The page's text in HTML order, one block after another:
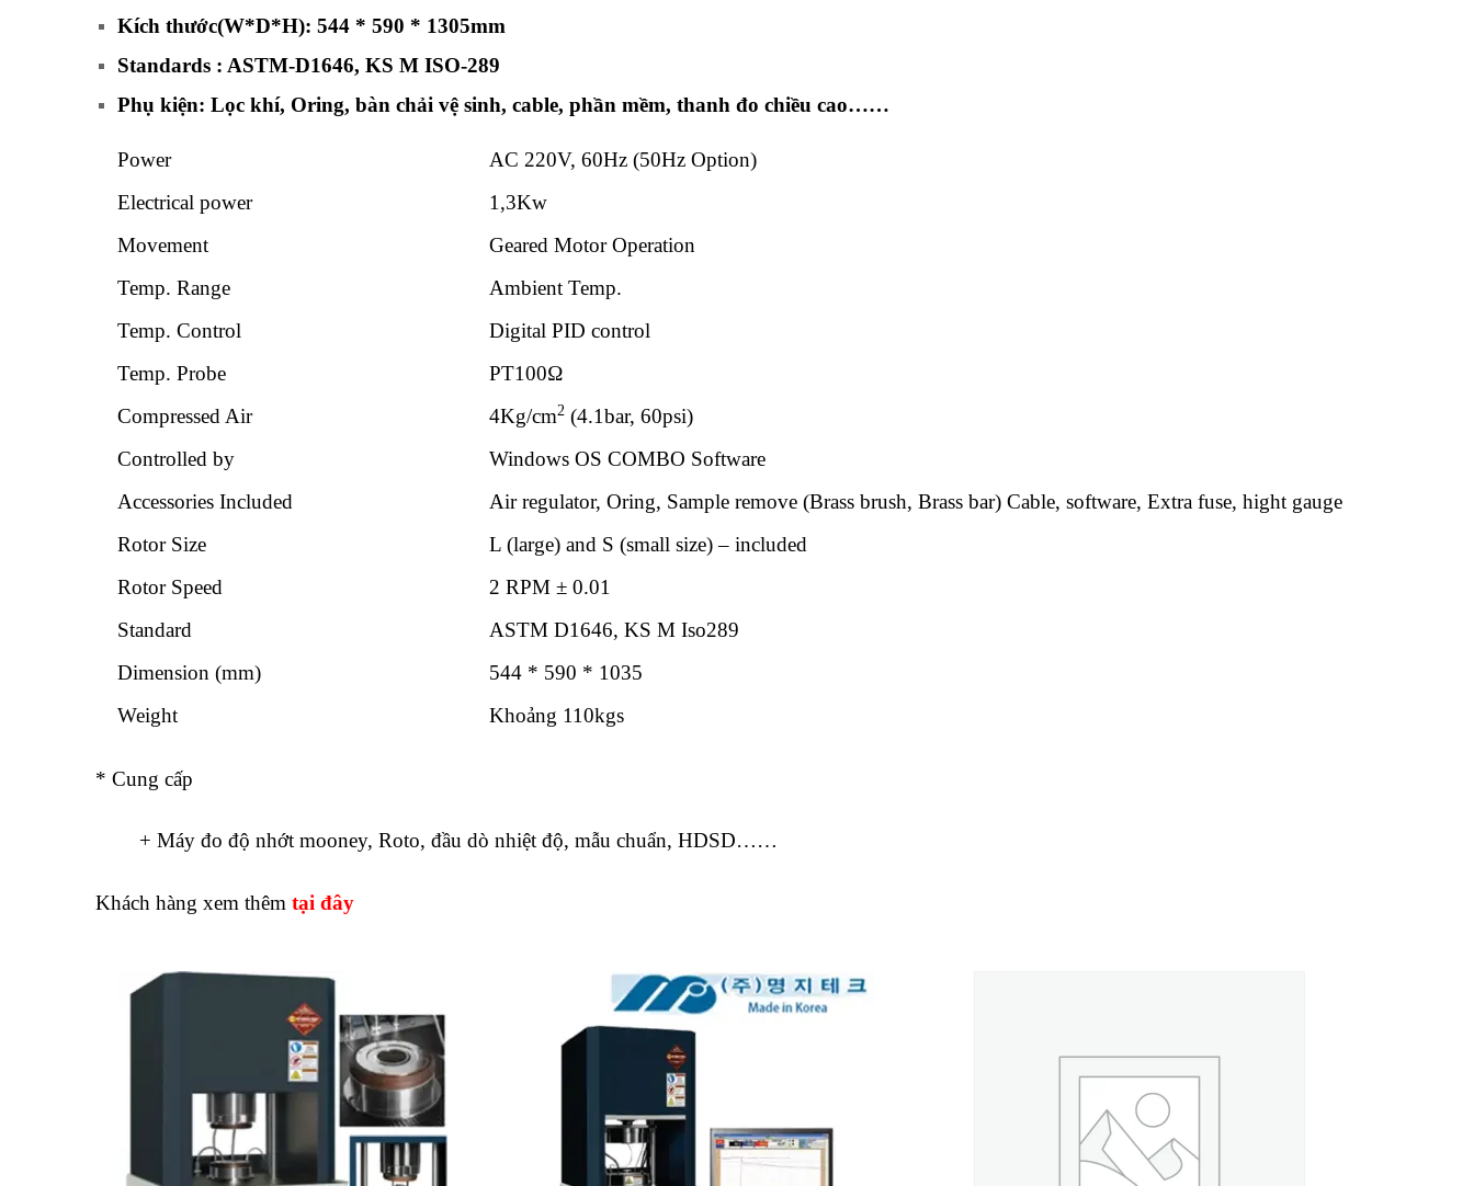
Kích thước(W*D*H): 544 * 590 * 1305mm
Standards : ASTM-D1646, KS M ISO-289
Phụ kiện: Lọc khí, Oring, bàn chải vệ sinh, cable, phần mềm, thanh đo chiều cao……
Power
AC 220V, 60Hz (50Hz Option)
Electrical power
1,3Kw
Movement
Geared Motor Operation
Temp. Range
Ambient Temp.
Temp. Control
Digital PID control
Temp. Probe
PT100Ω
Compressed Air
4Kg/cm2 (4.1bar, 60psi)
Controlled by
Windows OS COMBO Software
Accessories Included
Air regulator, Oring, Sample remove (Brass brush, Brass bar) Cable, software, Extra fuse, hight gauge
Rotor Size
L (large) and S (small size) – included
Rotor Speed
2 RPM ± 0.01
Standard
ASTM D1646, KS M Iso289
Dimension (mm)
544 * 590 * 1035
Weight
Khoảng 110kgs
* Cung cấp
+ Máy đo độ nhớt mooney, Roto, đầu dò nhiệt độ, mẫu chuẩn, HDSD……
Khách hàng xem thêm tại đây